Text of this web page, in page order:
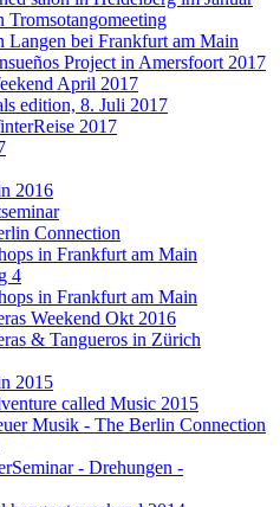
Tromsotangomeeting
Langen bei Frankfurt am Main
Project in Amersfoort 2017
April 2017
edition, 8. Juli 2017
2017
2016
Connection
in Frankfurt am Main
4
in Frankfurt am Main
Weekend Okt 2016
& Tangueros in Zürich
2015
called Music 2015
Musik - The Berlin Connection
- Drehungen -